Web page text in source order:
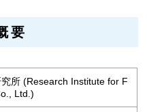
要
所 (Research Institute for F
Ltd.)